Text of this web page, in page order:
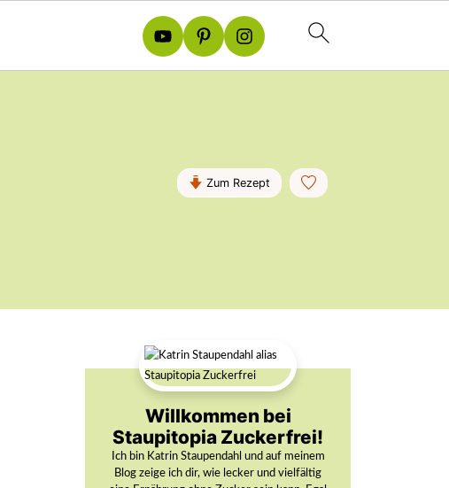
Zum Rezept
Willkommen bei
Staupitopia Zuckerfrei!
Ich bin Katrin Staupendahl und auf meinem
Blog zeige ich dir, wie lecker und vielfältig